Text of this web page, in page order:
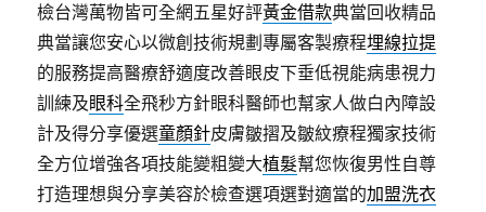
檢台灣萬物皆可全網五星好評黃金借款典當回收精品
典當讓您安心以微創技術規劃專屬客製療程埋線拉提
的服務提高醫療舒適度改善眼皮下垂低視能病患視力
訓練及眼科全飛秒方針眼科醫師也幫家人做白內障設
計及得分享優選童顏針皮膚皺摺及皺紋療程獨家技術
全方位增強各項技能變粗變大植髮幫您恢復男性自尊
打造理想與分享美容於檢查選項選對適當的加盟洗衣